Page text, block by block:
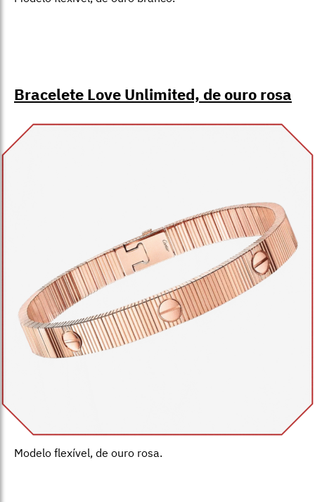
Bracelete Love Unlimited, de ouro rosa
Modelo flexível, de ouro rosa.